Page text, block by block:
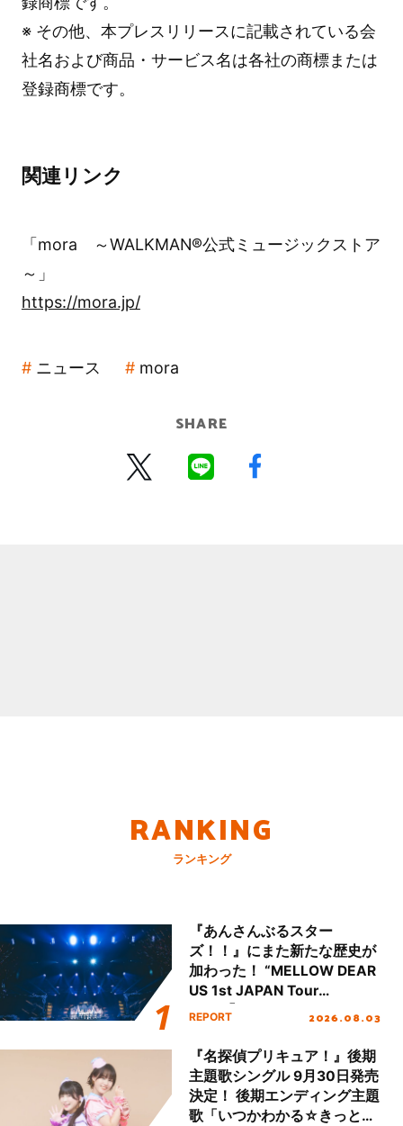
※ その他、本プレスリリースに記載されている会
社名および商品・サービス名は各社の商標または
登録商標です。
関連リンク
「mora ～WALKMAN®公式ミュージックストア
～」
https://mora.jp/
ニュース mora
SHARE
RANKING
ランキング
『あんさんぶるスター
ズ！！』にまた新たな歴史が
加わった！ “MELLOW DEAR
US 1st JAPAN Tour
Final「NICE to meet YOU
ート!!
REPORT 2026.08.03
『名探偵プリキュア！』後期
主題歌シングル 9月30日発売
決定！ 後期エンディング主題
歌「いつかわかる☆きっとあ